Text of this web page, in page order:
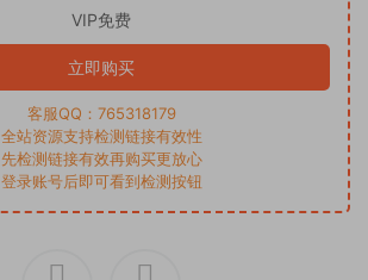
VIP免费
立即购买
客服QQ：765318179
全站资源支持检测链接有效性
先检测链接有效再购买更放心
登录账号后即可看到检测按钮